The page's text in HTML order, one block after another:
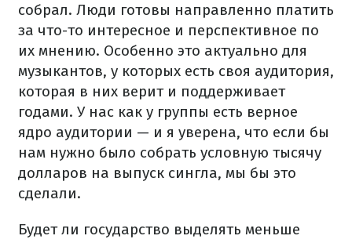
собрал. Люди готовы направленно платить
за что-то интересное и перспективное по
их мнению. Особенно это актуально для
музыкантов, у которых есть своя аудитория,
которая в них верит и поддерживает
годами. У нас как у группы есть верное
ядро ​​аудитории — и я уверена, что если бы
нам нужно было собрать условную тысячу
долларов на выпуск сингла, мы бы это
сделали.
Будет ли государство выделять меньше